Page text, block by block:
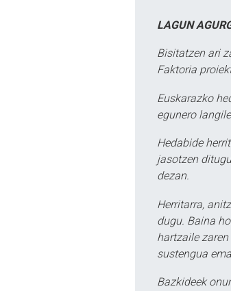
LAGUN
Bisitatzen ari
Faktoria
Euskarazko
egunero
Hedabide
jasotzen
dezan.
Herritarra,
dugu. Baina
hartzaile
sustengua
Bazkideek